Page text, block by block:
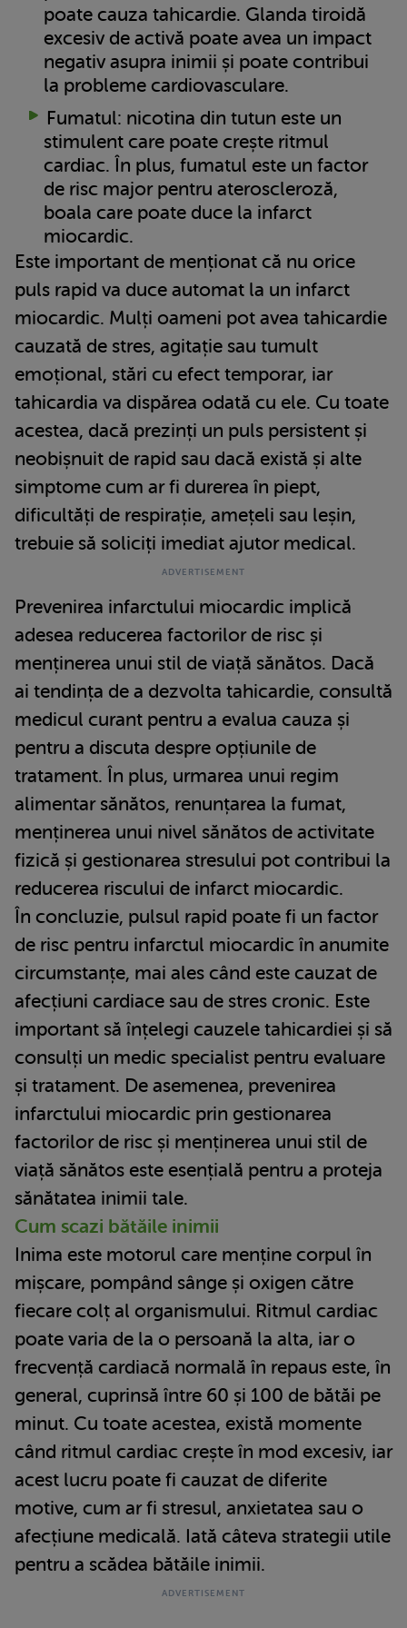
poate cauza tahicardie. Glanda tiroidă
excesiv de activă poate avea un impact
negativ asupra inimii și poate contribui
la probleme cardiovasculare.
Fumatul: nicotina din tutun este un
stimulent care poate crește ritmul
cardiac. În plus, fumatul este un factor
de risc major pentru ateroscleroză,
boala care poate duce la infarct
miocardic.
Este important de menționat că nu orice
puls rapid va duce automat la un infarct
miocardic. Mulți oameni pot avea tahicardie
cauzată de stres, agitație sau tumult
emoțional, stări cu efect temporar, iar
tahicardia va dispărea odată cu ele. Cu toate
acestea, dacă prezinți un puls persistent și
neobișnuit de rapid sau dacă există și alte
simptome cum ar fi durerea în piept,
dificultăți de respirație, amețeli sau leșin,
trebuie să soliciți imediat ajutor medical.
Prevenirea infarctului miocardic implică
adesea reducerea factorilor de risc și
menținerea unui stil de viață sănătos. Dacă
ai tendința de a dezvolta tahicardie, consultă
medicul curant pentru a evalua cauza și
pentru a discuta despre opțiunile de
tratament. În plus, urmarea unui regim
alimentar sănătos, renunțarea la fumat,
menținerea unui nivel sănătos de activitate
fizică și gestionarea stresului pot contribui la
reducerea riscului de infarct miocardic.
În concluzie, pulsul rapid poate fi un factor
de risc pentru infarctul miocardic în anumite
circumstanțe, mai ales când este cauzat de
afecțiuni cardiace sau de stres cronic. Este
important să înțelegi cauzele tahicardiei și să
consulți un medic specialist pentru evaluare
și tratament. De asemenea, prevenirea
infarctului miocardic prin gestionarea
factorilor de risc și menținerea unui stil de
viață sănătos este esențială pentru a proteja
sănătatea inimii tale.
Cum scazi bătăile inimii
Inima este motorul care menține corpul în
mișcare, pompând sânge și oxigen către
fiecare colț al organismului. Ritmul cardiac
poate varia de la o persoană la alta, iar o
frecvență cardiacă normală în repaus este, în
general, cuprinsă între 60 și 100 de bătăi pe
minut. Cu toate acestea, există momente
când ritmul cardiac crește în mod excesiv, iar
acest lucru poate fi cauzat de diferite
motive, cum ar fi stresul, anxietatea sau o
afecțiune medicală. Iată câteva strategii utile
pentru a scădea bătăile inimii.